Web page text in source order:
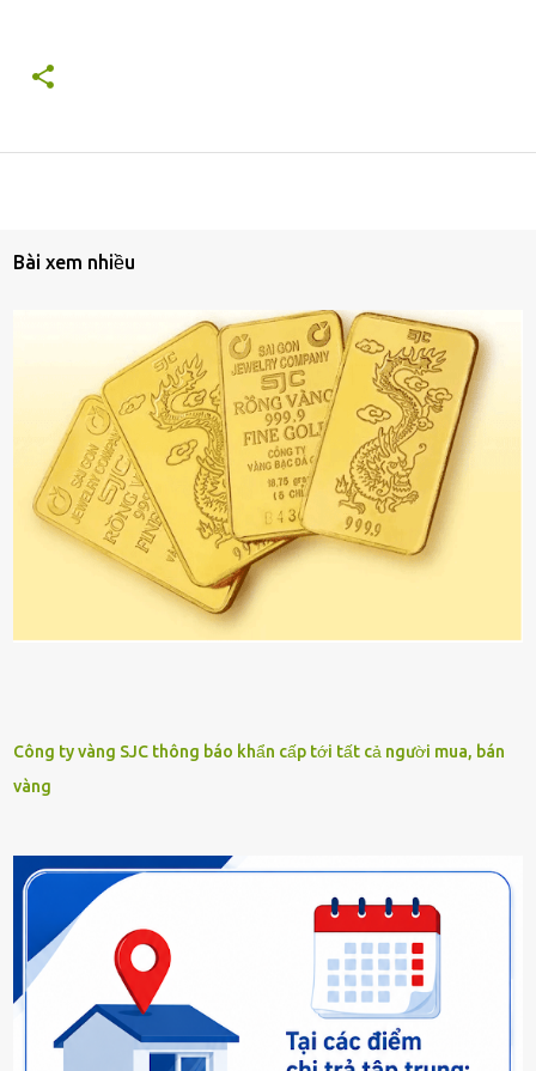
Bài xem nhiều
Công ty vàng SJC thông báo khẩn cấp tới tất cả người mua, bán
vàng